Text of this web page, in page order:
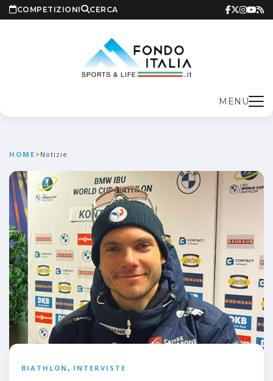
COMPETIZIONI CERCA
MENU
HOME > Notizie
BIATHLON , INTERVISTE